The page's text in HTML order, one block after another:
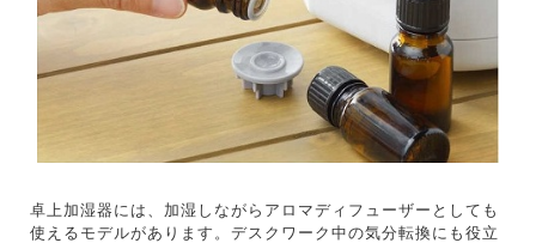
卓上加湿器には、加湿しながらアロマディフューザーとしても
使えるモデルがあります。デスクワーク中の気分転換にも役立